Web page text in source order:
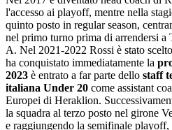
l'accesso ai playoff, mentre nella
quinto posto in regular season,
nel primo turno prima di arrendersi a
A. Nel 2021-2022 Rossi è stato
ha conquistato immediatamente la
2023 è entrato a far parte dello staff
italiana Under 20 come assistant
Europei di Heraklion.
la squadra al terzo posto nel girone
e raggiungendo la semifinale